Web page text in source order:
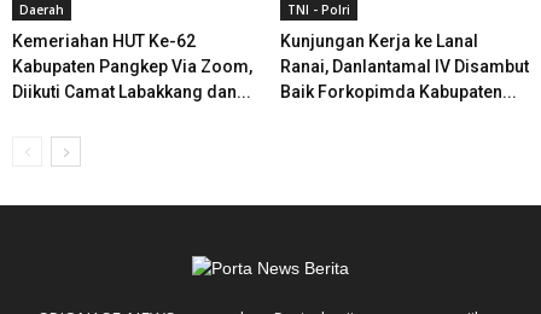
Daerah
Kemeriahan HUT Ke-62
Kabupaten Pangkep Via Zoom,
Diikuti Camat Labakkang dan...
TNI - Polri
Kunjungan Kerja ke Lanal
Ranai, Danlantamal IV Disambut
Baik Forkopimda Kabupaten...